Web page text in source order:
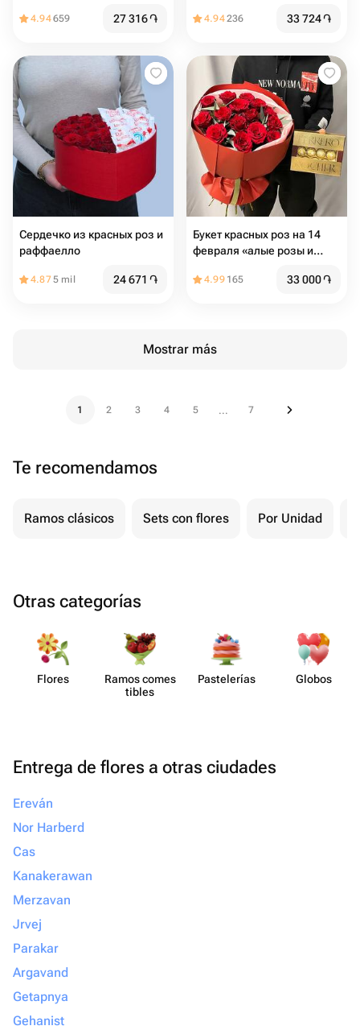
4.94659 27 316֏ 4.94236 33 724֏
Сердечко из красных роз и
раффаелло
4.875 mil 24 671 ֏
Букет красных роз на 14
февраля «алые розы и
4.99 165 33 000֏
Mostrar más
1 2 3 4 5 ... 7
Te recomendamos
Ramos clásicos Sets con flores Por Unidad
Otras categorías
Flores
Ramos comes​
tibles
Paste​lerías Globos
Entrega de flores a otras ciudades
Ereván
Nor Harberd
Cas
Kanakerawan
Merzavan
Jrvej
Parakar
Argavand
Getapnya
Gehanist